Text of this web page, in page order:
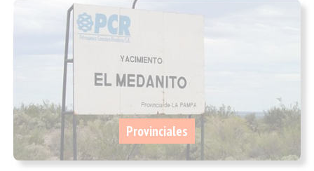
Provinciales